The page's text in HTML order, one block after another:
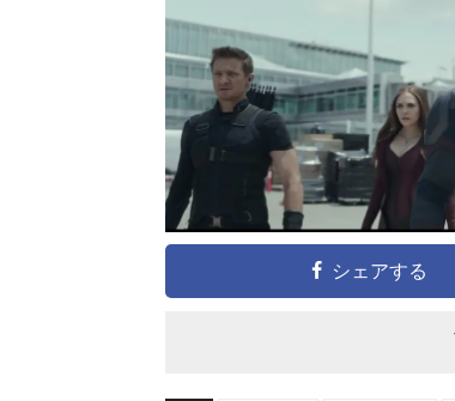
シェアする